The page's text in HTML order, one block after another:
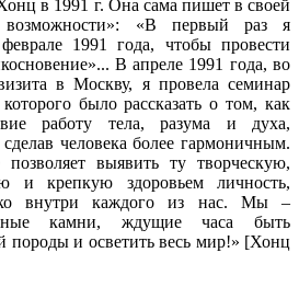
в 1991 г. Она сама пишет в своей
возможности»: «В первый раз я
1991 года, чтобы провести
В апреле 1991 года, во
в Москву, я провела семинар
было рассказать о том, как
работу тела, разума и духа,
человека более гармоничным.
выявить ту творческую,
и крепкую здоровьем личность,
внутри каждого из нас. Мы –
камни, ждущие часа быть
породы и осветить весь мир!» [Хонц